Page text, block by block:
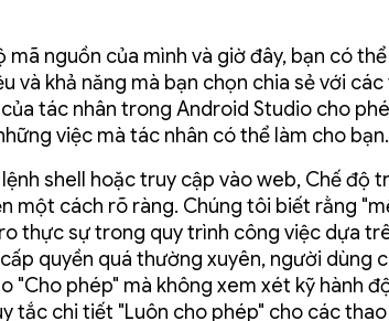
mã nguồn của mình và giờ đây, bạn có
và khả năng mà bạn chọn chia sẻ với
tác nhân trong Android Studio cho
việc mà tác nhân có thể làm cho bạn.
shell hoặc truy cập vào web, Chế độ
một cách rõ ràng. Chúng tôi biết rằng
thực sự trong quy trình công việc dựa
quyền quá thường xuyên, người dùng
"Cho phép" mà không xem xét kỹ hành
tắc chi tiết "Luôn cho phép" cho các